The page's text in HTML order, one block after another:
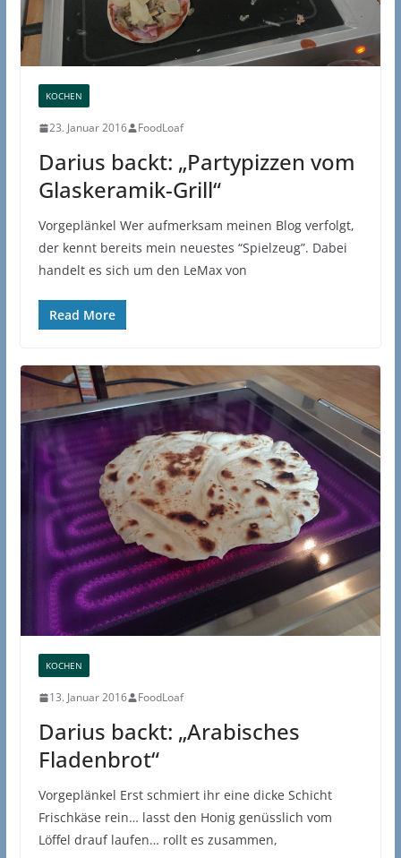
KOCHEN
23. Januar 2016 FoodLoaf
Darius backt: „Partypizzen vom
Glaskeramik-Grill“
Vorgeplänkel Wer aufmerksam meinen Blog verfolgt,
der kennt bereits mein neuestes “Spielzeug”. Dabei
handelt es sich um den LeMax von
Read More
KOCHEN
13. Januar 2016 FoodLoaf
Darius backt: „Arabisches
Fladenbrot“
Vorgeplänkel Erst schmiert ihr eine dicke Schicht
Frischkäse rein… lasst den Honig genüsslich vom
Löffel drauf laufen… rollt es zusammen,